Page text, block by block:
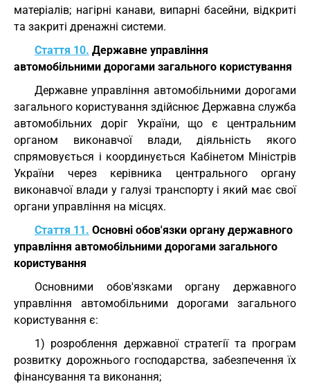
матеріалів; нагірні канави, випарні басейни, відкриті
та закриті дренажні системи.
Стаття 10. Державне управління
автомобільними дорогами загального користування
Державне управління автомобільними дорогами
загального користування здійснює Державна служба
автомобільних доріг України, що є центральним
органом виконавчої влади, діяльність якого
спрямовується і координується Кабінетом Міністрів
України через керівника центрального органу
виконавчої влади у галузі транспорту і який має свої
органи управління на місцях.
Стаття 11. Основні обов'язки органу державного
управління автомобільними дорогами загального
користування
Основними обов'язками органу державного
управління автомобільними дорогами загального
користування є:
1) розроблення державної стратегії та програм
розвитку дорожнього господарства, забезпечення їх
фінансування та виконання;